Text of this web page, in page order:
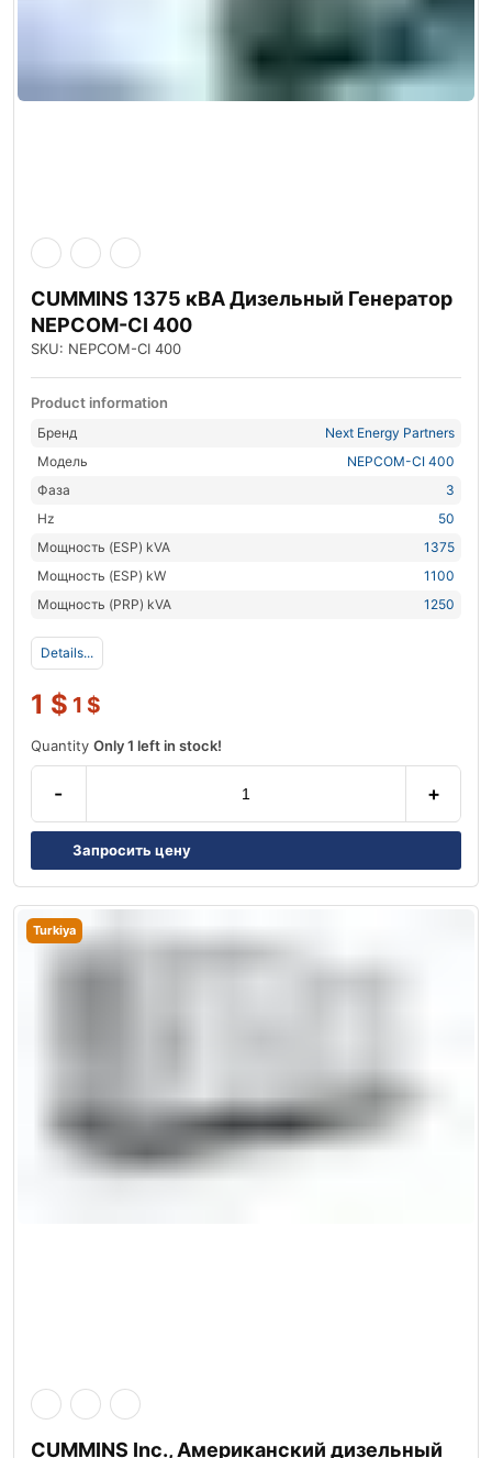
CUMMINS 1375 кВА Дизельный Генератор
NEPCOM-CI 400
SKU: NEPCOM-CI 400
Product information
Бренд
Next Energy Partners
Модель
NEPCOM-CI 400
Фаза
3
Hz
50
Мощность (ESP) kVA
1375
Мощность (ESP) kW
1100
Мощность (PRP) kVA
1250
Details...
1 $ 1 $
Quantity Only 1 left in stock!
- +
Запросить цену
Turkiya
CUMMINS Inc., Американский дизельный